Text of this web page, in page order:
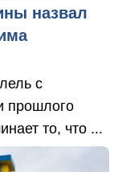
назвал
с
прошлого
то, что ...